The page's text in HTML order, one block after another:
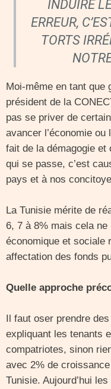
INDUIRE
ERREUR,
TORTS
Moi-même en tant que
président de la
pas se priver de
avancer l’économie
fait de la démagogie et
qui se passe, c’est
pays et à nos
La Tunisie mérite de
6, 7 à 8% mais cela
économique et sociale
affectation des fonds
Quelle approche
Il faut oser prendre
expliquant les tenants
compatriotes, sinon
avec 2% de
Tunisie. Aujourd’hui